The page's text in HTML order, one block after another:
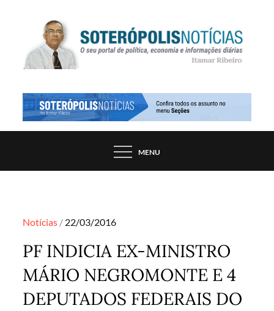
SOTERÓPOLIS NOTÍCIAS
PORTAL DE NOTÍCIAS DE SALVADOR E
MENU
Notícias Posted
22/03/2016
PF INDICIA EX-MINISTRO
MÁRIO NEGROMONTE E 4
DEPUTADOS FEDERAIS DO